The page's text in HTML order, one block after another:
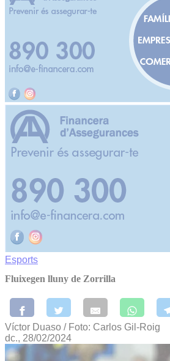
Esports
Fluixegen lluny de Zorrilla
Víctor Duaso / Foto: Carlos Gil-Roig
dc., 28/02/2024